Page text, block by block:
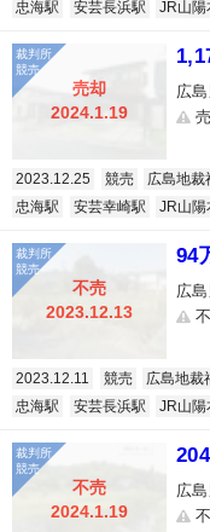
忠海駅
安芸長浜駅 JR山陽
売却
2024.1.19
広
2023.12.25 競売 広島地裁
忠海駅
安芸幸崎駅 JR山陽
不売
2023.12.13
94
広
2023.12.11 競売 広島地裁
忠海駅
安芸長浜駅 JR山陽
不売
2024.1.19
広